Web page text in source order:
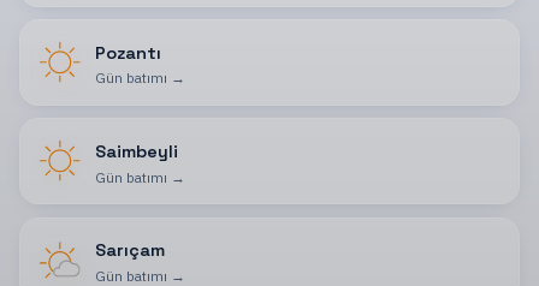
Pozantı
Gün batımı →
Saimbeyli
Gün batımı →
Sarıçam
Gün batımı →